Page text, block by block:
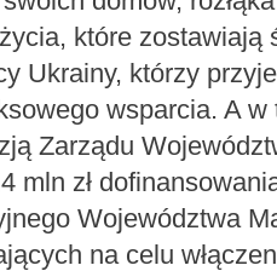
które zostawiają
Ukrainy, którzy
wsparcia. A w
Zarządu
mln zł
Województwa
na celu